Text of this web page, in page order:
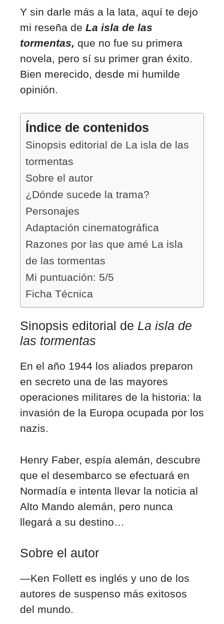
Y sin darle más a la lata, aquí te dejo
mi reseña de La isla de las
tormentas, que no fue su primera
novela, pero sí su primer gran éxito.
Bien merecido, desde mi humilde
opinión.
Índice de contenidos
Sinopsis editorial de La isla de las
tormentas
Sobre el autor
¿Dónde sucede la trama?
Personajes
Adaptación cinematográfica
Razones por las que amé La isla
de las tormentas
Mi puntuación: 5/5
Ficha Técnica
Sinopsis editorial de La isla de
las tormentas
En el año 1944 los aliados preparon
en secreto una de las mayores
operaciones militares de la historia: la
invasión de la Europa ocupada por los
nazis.
Henry Faber, espía alemán, descubre
que el desembarco se efectuará en
Normadía e intenta llevar la noticia al
Alto Mando alemán, pero nunca
llegará a su destino…
Sobre el autor
—Ken Follett es inglés y uno de los
autores de suspenso más exitosos
del mundo.